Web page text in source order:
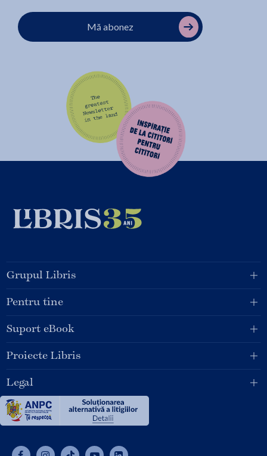
Mă abonez
Grupul Libris
Pentru tine
Suport eBook
Proiecte Libris
Legal